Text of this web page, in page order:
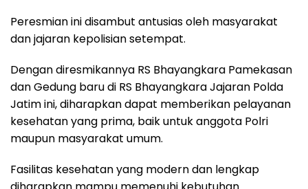
Peresmian ini disambut antusias oleh masyarakat
dan jajaran kepolisian setempat.
Dengan diresmikannya RS Bhayangkara Pamekasan
dan Gedung baru di RS Bhayangkara Jajaran Polda
Jatim ini, diharapkan dapat memberikan pelayanan
kesehatan yang prima, baik untuk anggota Polri
maupun masyarakat umum.
Fasilitas kesehatan yang modern dan lengkap